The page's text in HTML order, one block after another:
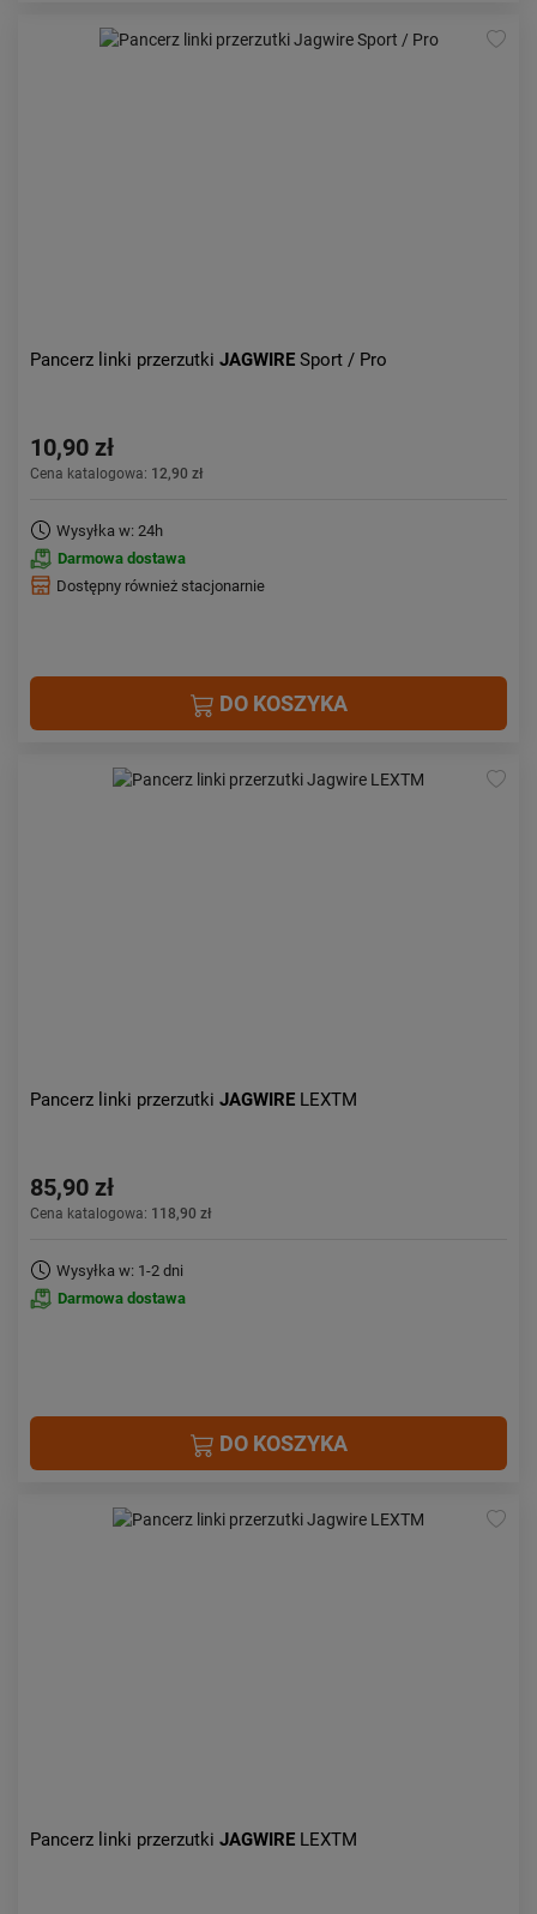
Pancerz linki przerzutki JAGWIRE Sport / Pro
10,90 zł
Cena katalogowa: 12,90 zł
Wysyłka w: 24h
Darmowa dostawa
Dostępny również stacjonarnie
DO KOSZYKA
Pancerz linki przerzutki JAGWIRE LEXTM
85,90 zł
Cena katalogowa: 118,90 zł
Wysyłka w: 1-2 dni
Darmowa dostawa
DO KOSZYKA
Pancerz linki przerzutki JAGWIRE LEXTM